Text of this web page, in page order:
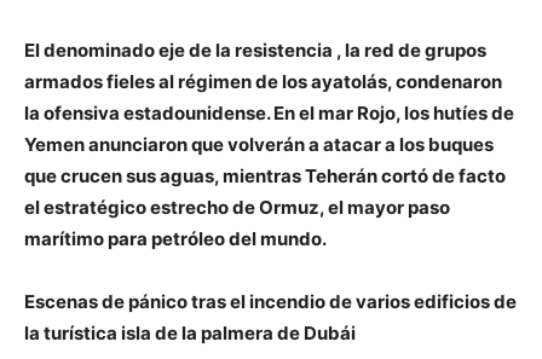
El denominado eje de la resistencia , la red de grupos
armados fieles al régimen de los ayatolás, condenaron
la ofensiva estadounidense. En el mar Rojo, los hutíes de
Yemen anunciaron que volverán a atacar a los buques
que crucen sus aguas, mientras Teherán cortó de facto
el estratégico estrecho de Ormuz, el mayor paso
marítimo para petróleo del mundo.
Escenas de pánico tras el incendio de varios edificios de
la turística isla de la palmera de Dubái